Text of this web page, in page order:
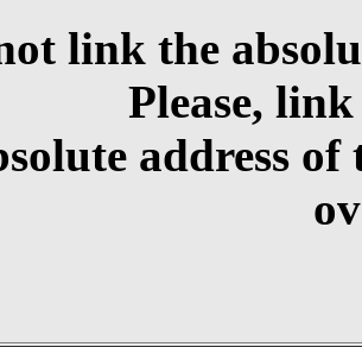
link the
Please,
address